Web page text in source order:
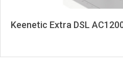
Keenetic Extra DSL